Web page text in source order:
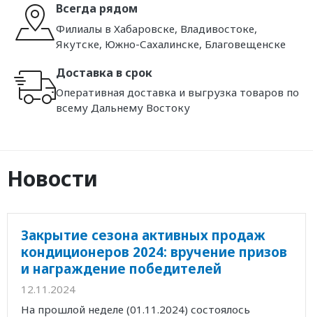
Всегда рядом
Филиалы в Хабаровске, Владивостоке,
Якутске, Южно-Сахалинске, Благовещенске
Доставка в срок
Оперативная доставка и выгрузка товаров по
всему Дальнему Востоку
Новости
Закрытие сезона активных продаж
кондиционеров 2024: вручение призов
и награждение победителей
12.11.2024
На прошлой неделе (01.11.2024) состоялось